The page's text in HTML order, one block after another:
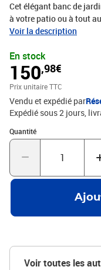
Cet élégant banc de
à votre patio ou à tout
fabriqué en bois
la finition à l’huile, le
facile à nettoyer et à
coussins de siège et de
confort suprême. Cette
produits dans notre
propre ensemble de
foncéMatériau : bois
(100 %
H)Hauteur du siège à
cm (l x P x
x P x é)Résistance aux
livraison contient :1 x
coussin de dossier
Voir la description
En stock
150,98€
Prix unitaire TTC
Vendu et expédié par
Expédié sous 2 jours
Quantité
Quantité : 1
Voir toutes les